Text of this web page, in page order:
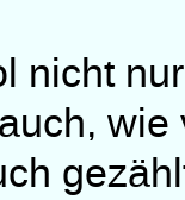
nicht